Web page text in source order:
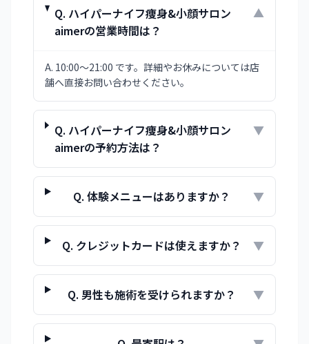
Q. ハイパーナイフ痩身&小顔サロン
aimerの営業時間は？
▼
A. 10:00〜21:00 です。詳細やお休みについては店
舗へ直接お問い合わせください。
Q. ハイパーナイフ痩身&小顔サロン
aimerの予約方法は？
▼
Q.体験メニューはありますか？ ▼
Q. クレジットカードは使えますか？ ▼
Q.男性も施術を受けられますか？ ▼